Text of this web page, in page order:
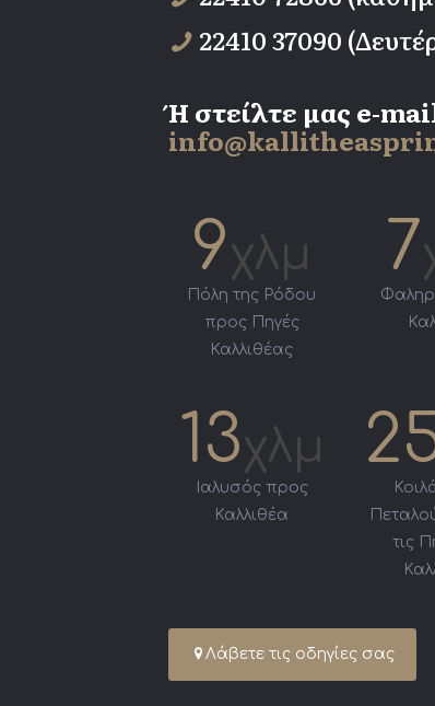
22410 37090
Ή στείλτε μας e-
9χλμ
Πόλη της Ρόδου
προς Πηγές
Καλλιθέας
7
13χλμ
Ιαλυσός προς
Καλλιθέα
τις
Λάβετε τις οδηγίες σας